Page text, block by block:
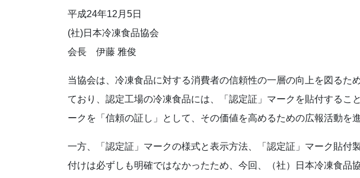
平成24年12月5日
(社)日本冷凍食品協会
会長 伊藤 雅俊
当協会は、冷凍食品に対する消費者の信頼性の一層の向上を図るた
ており、認定工場の冷凍食品には、「認定証」マークを貼付する
ークを「信頼の証し」として、その価値を高めるための広報活動を
一方、「認定証」マークの様式と表示方法、「認定証」マーク貼
付けは必ずしも明確ではなかったため、今回、（社）日本冷凍食